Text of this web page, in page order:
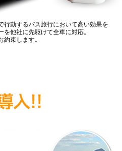
行動するバス旅行において高い効果を
他社に先駆けて全車に対応。
束します。